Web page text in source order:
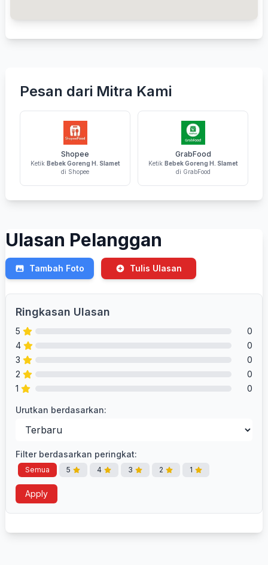
Pesan dari Mitra Kami
Shopee
Ketik Bebek Goreng H. Slamet
di Shopee
GrabFood
Ketik Bebek Goreng H. Slamet
di GrabFood
Ulasan Pelanggan
Tambah Foto Tulis Ulasan
Ringkasan Ulasan
5
0
4
0
3
0
2
0
1
0
Urutkan berdasarkan:
Filter berdasarkan peringkat:
Semua 5 4 3 2 1
Apply